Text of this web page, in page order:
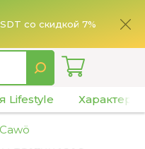
со скидкой 7%
Lifestyle